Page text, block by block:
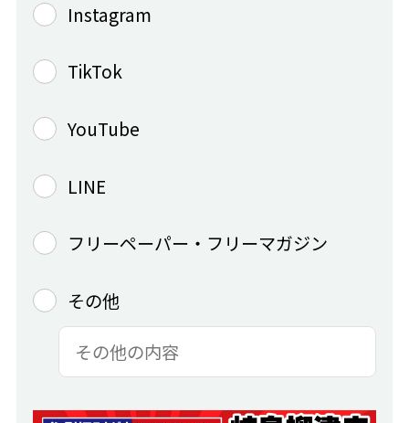
Instagram
TikTok
YouTube
LINE
フリーペーパー・フリーマガジン
その他